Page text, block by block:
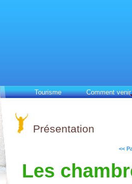
Présentation
<<
Les
Tourisme Comment venir